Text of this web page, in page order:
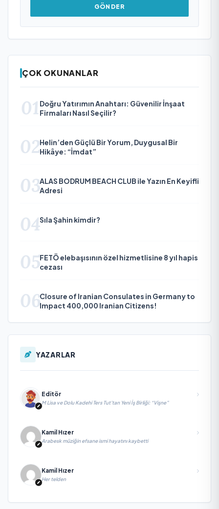
GÖNDER
ÇOK OKUNANLAR
01 Doğru Yatırımın Anahtarı: Güvenilir İnşaat
Firmaları Nasıl Seçilir?
02Helin’den Güçlü Bir Yorum, Duygusal Bir
Hikâye: “İmdat”
03ALAS BODRUM BEACH CLUB ile Yazın En Keyifli
Adresi
04Sıla Şahin kimdir?
05FETÖ elebaşısının özel hizmetlisine 8 yıl hapis
cezası
06Closure of Iranian Consulates in Germany to
Impact 400,000 Iranian Citizens!
YAZARLAR
Editör
M Lisa ve Dolu Kadehi Ters Tut’tan Yeni İş Birliği: “Vişne”
Kamil Hızer
Arabesk müziğin efsane ismi hayatını kaybetti
Kamil Hızer
Her telden